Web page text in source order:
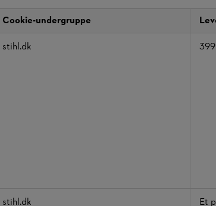
Cookie-undergruppe
stihl.dk
stihl.dk
Et